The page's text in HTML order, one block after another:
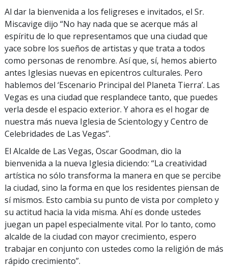
Al dar la bienvenida a los feligreses e invitados, el Sr.
Miscavige dijo “No hay nada que se acerque más al
espíritu de lo que representamos que una ciudad que
yace sobre los sueños de artistas y que trata a todos
como personas de renombre. Así que, sí, hemos abierto
antes Iglesias nuevas en epicentros culturales. Pero
hablemos del ‘Escenario Principal del Planeta Tierra’. Las
Vegas es una ciudad que resplandece tanto, que puedes
verla desde el espacio exterior. Y ahora es el hogar de
nuestra más nueva Iglesia de Scientology y Centro de
Celebridades de Las Vegas”.
El Alcalde de Las Vegas, Oscar Goodman, dio la
bienvenida a la nueva Iglesia diciendo: “La creatividad
artística no sólo transforma la manera en que se percibe
la ciudad, sino la forma en que los residentes piensan de
sí mismos. Esto cambia su punto de vista por completo y
su actitud hacia la vida misma. Ahí es donde ustedes
juegan un papel especialmente vital. Por lo tanto, como
alcalde de la ciudad con mayor crecimiento, espero
trabajar en conjunto con ustedes como la religión de más
rápido crecimiento”.